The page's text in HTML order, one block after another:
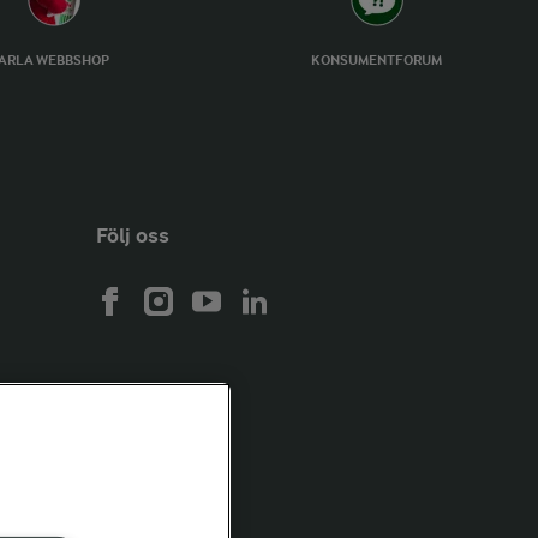
WEBBSHOP KONSUMENTFORUM
Följ oss